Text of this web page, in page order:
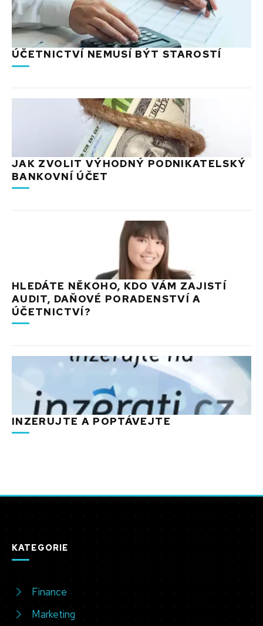
ÚČETNICTVÍ NEMUSÍ BÝT STAROSTÍ
JAK ZVOLIT VÝHODNÝ PODNIKATELSKÝ
BANKOVNÍ ÚČET
HLEDÁTE NĚKOHO, KDO VÁM ZAJISTÍ
AUDIT, DAŇOVÉ PORADENSTVÍ A
ÚČETNICTVÍ?
INZERUJTE A POPTÁVEJTE
KATEGORIE
Finance
Marketing